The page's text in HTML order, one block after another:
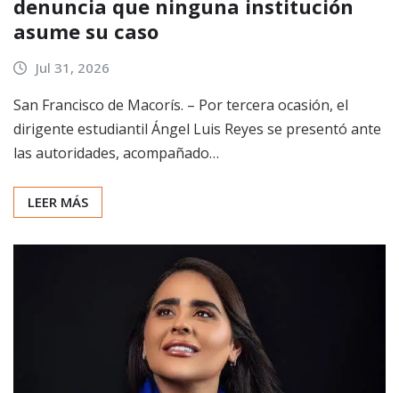
denuncia que ninguna institución
asume su caso
Jul 31, 2026
San Francisco de Macorís. – Por tercera ocasión, el
dirigente estudiantil Ángel Luis Reyes se presentó ante
las autoridades, acompañado…
LEER MÁS